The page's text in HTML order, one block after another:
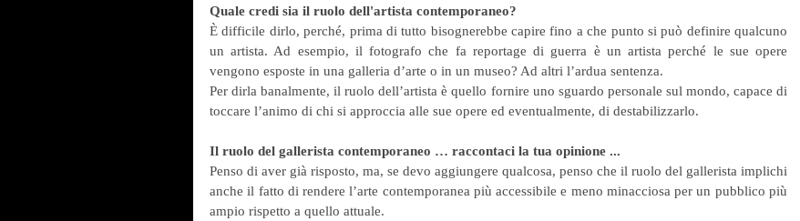
Quale credi sia il ruolo dell'artista contemporaneo?
È difficile dirlo, perché, prima di tutto bisognerebbe capire fino a che punto si può definire qualcuno
un artista. Ad esempio, il fotografo che fa reportage di guerra è un artista perché le sue opere
vengono esposte in una galleria d’arte o in un museo? Ad altri l’ardua sentenza.
Per dirla banalmente, il ruolo dell’artista è quello fornire uno sguardo personale sul mondo, capace di
toccare l’animo di chi si approccia alle sue opere ed eventualmente, di destabilizzarlo.
Il ruolo del gallerista contemporaneo … raccontaci la tua opinione ...
Penso di aver già risposto, ma, se devo aggiungere qualcosa, penso che il ruolo del gallerista implichi
anche il fatto di rendere l’arte contemporanea più accessibile e meno minacciosa per un pubblico più
ampio rispetto a quello attuale.